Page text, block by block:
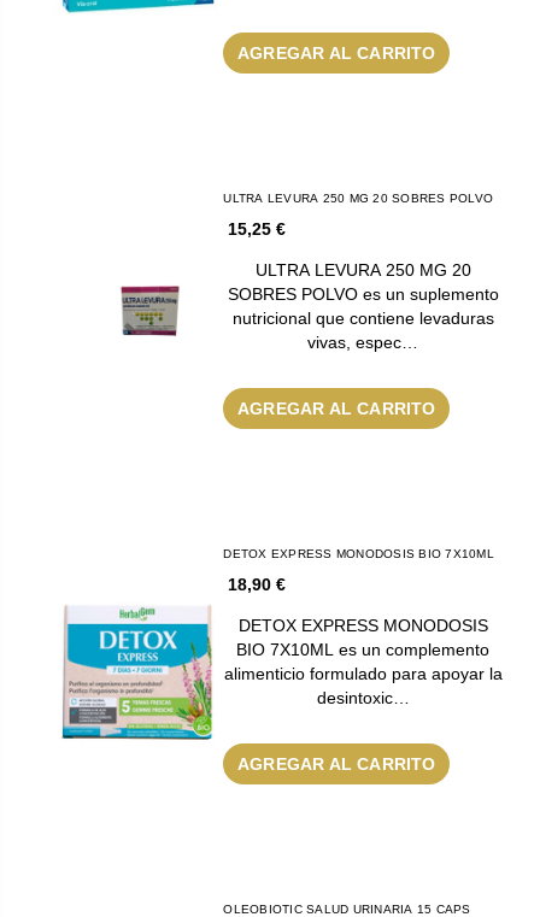
AGREGAR AL CARRITO
ULTRA LEVURA 250 MG 20 SOBRES POLVO
15,25 €
ULTRA LEVURA 250 MG 20
SOBRES POLVO es un suplemento
nutricional que contiene levaduras
vivas, espec…
AGREGAR AL CARRITO
DETOX EXPRESS MONODOSIS BIO 7X10ML
18,90 €
DETOX EXPRESS MONODOSIS
BIO 7X10ML es un complemento
alimenticio formulado para apoyar la
desintoxic…
AGREGAR AL CARRITO
OLEOBIOTIC SALUD URINARIA 15 CAPS